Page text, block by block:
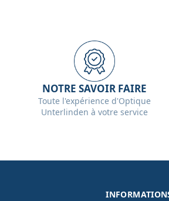
NOTRE SAVOIR FAIRE
Toute l'expérience d'Optique
Unterlinden à votre service